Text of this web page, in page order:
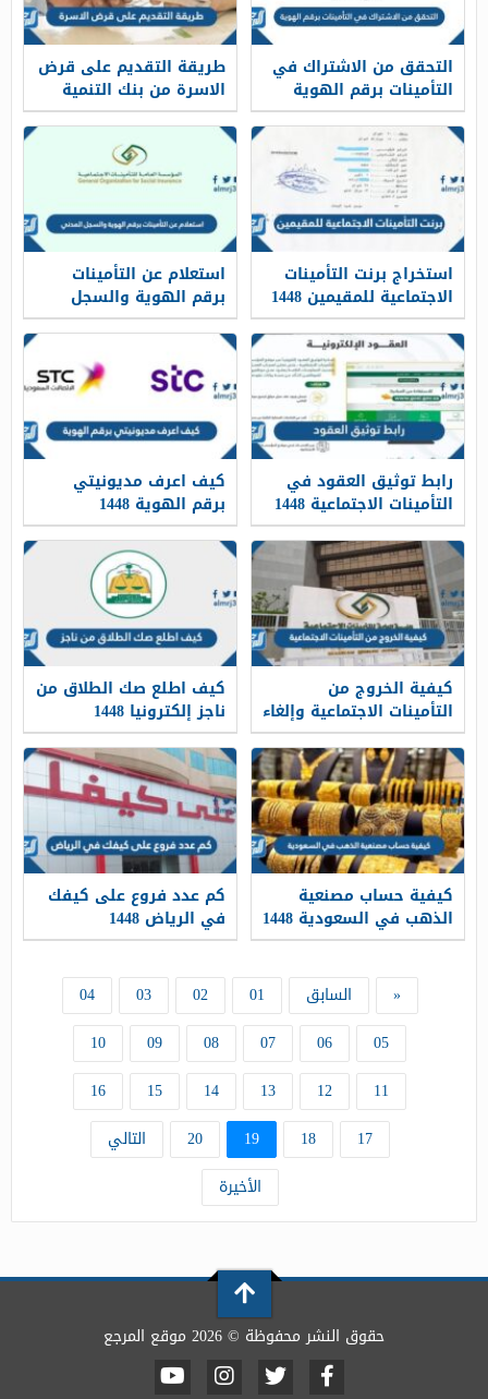
التحقق من الاشتراك في
التأمينات برقم الهوية
1448
طريقة التقديم على قرض
الاسرة من بنك التنمية
الاجتماعية 1448
استخراج برنت التأمينات
الاجتماعية للمقيمين 1448
الرابط والخطوات
استعلام عن التأمينات
برقم الهوية والسجل
المدني 1448
رابط توثيق العقود في
التأمينات الاجتماعية 1448
كيف اعرف مديونيتي
برقم الهوية 1448
كيفية الخروج من
التأمينات الاجتماعية وإلغاء
الاسم في المملكة العربية
السعودية 1448
كيف اطلع صك الطلاق من
ناجز إلكترونيا 1448
كيفية حساب مصنعية
الذهب في السعودية 1448
كم عدد فروع على كيفك
في الرياض 1448
« السابق 01
02
03
04
05
06
07
08
09
10
11
12
13
14
15
16
17
18
19
20
التالي
الأخيرة
حقوق النشر محفوظة © 2026 موقع المرجع